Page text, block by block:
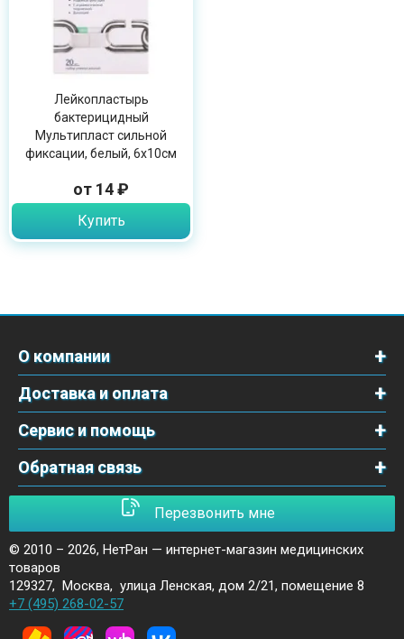
Лейкопластырь
бактерицидный
Мультипласт сильной
фиксации, белый, 6х10см
от 14 ₽
Купить
О компании
Доставка и оплата
Сервис и помощь
Обратная связь
Перезвонить мне
© 2010 – 2026, НетРан — интернет-магазин медицинских
товаров
129327, Москва, улица Ленская, дом 2/21, помещение 8
+7 (495) 268-02-57